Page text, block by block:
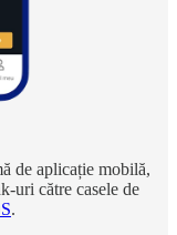
de aplicație mobilă,
uri către casele de
.